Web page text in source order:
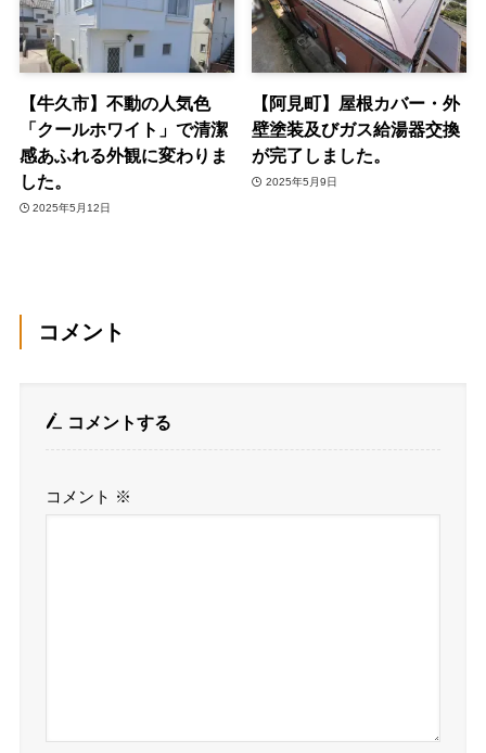
【牛久市】不動の人気色
「クールホワイト」で清潔
感あふれる外観に変わりま
した。
2025年5月12日
【阿見町】屋根カバー・外
壁塗装及びガス給湯器交換
が完了しました。
2025年5月9日
コメント
コメントする
コメント ※